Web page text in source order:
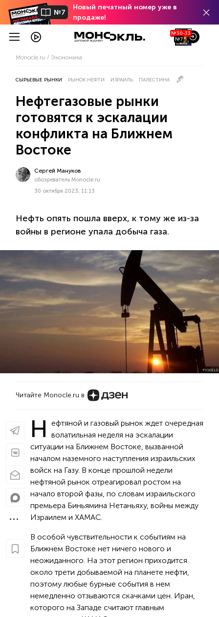
№7
Новый печатный номер уже в
продаже!
№30-33
№7
Monocle.ru Экономика
СЫРЬЕВЫЕ РЫНКИ РЫНОК НЕФТИ ИЗРАИЛЬ ПАЛЕСТИНА
Нефтегазовые рынки
готовятся к эскалации
конфликта на Ближнем
Востоке
Сергей Мануков
обозреватель Monocle.ru
30 октября 2023, 11:13
Нефть опять пошла вверх, к тому же из-за
войны в регионе упала добыча газа.
PIQSELS
Читайте Monocle.ru в
Н
ефтяной и газовый рынок ждет очередная
волатильная неделя на эскалации
ситуации на Ближнем Востоке, вызванной
началом наземного наступления израильских
войск на Газу. В конце прошлой недели
нефтяной рынок отреагировал ростом на
начало второй фазы, по словам израильского
премьера Биньямина Нетаньяху, войны между
Израилем и ХАМАС.
В особой чувствительности к событиям на
Ближнем Востоке нет ничего нового и
неожиданного. На этот регион приходится
около трети добываемой на планете нефти,
поэтому любые бурные события в нем
немедленно отзываются скачками цен. Иран,
которого на Западе считают главным